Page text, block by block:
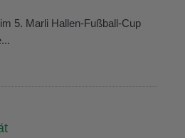
5. Marli Hallen-Fußball-Cup